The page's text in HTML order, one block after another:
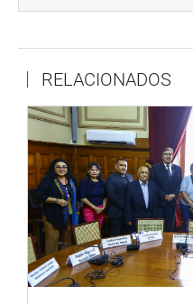
mujer/eventos/
OFICINA DE
INSTITUCIONAL
RELACIONADOS